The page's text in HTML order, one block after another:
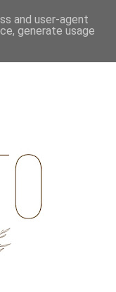
and user-agent
generate usage